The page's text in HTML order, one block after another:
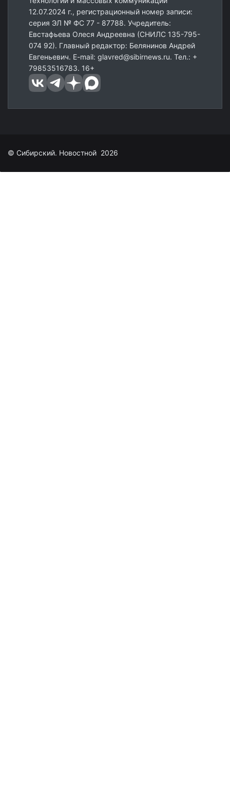
12.07.2024 г., регистрационный номер записи:
серия ЭЛ № ФС 77 - 87788. Учредитель:
Евстафьева Олеся Андреевна (СНИЛС 135-795-
074 92). Главный редактор: Белянинов Андрей
Евгеньевич. E-mail: glavred@sibirnews.ru. Тел.: +
79853516783. 16+
© Сибирский. Новостной 2026